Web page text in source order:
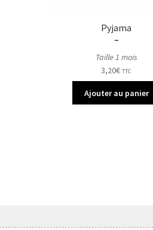
Pyjama
–
Taille 1 mois
3,20€ TTC
Ajouter au panier